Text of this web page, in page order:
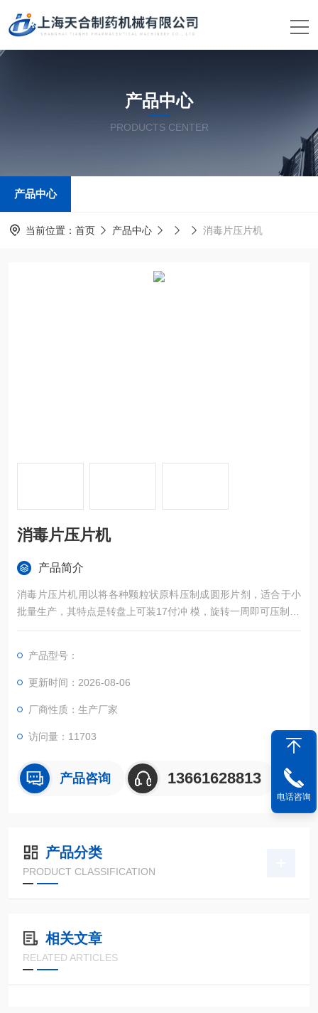
产品中心
PRODUCTS CENTER
产品中心
当前位置： 首页 产品中心 消毒片压片机
消毒片压片机
产品简介
消毒片压片机用以将各种颗粒状原料压制成圆形片剂，适合于小
批量生产，其特点是转盘上可装17付冲 模，旋转一周即可压制17
片。转盘速度，物料的充填深度、压片厚度均可调节。
产品型号：
更新时间：2026-08-06
厂商性质：生产厂家
访问量：11703
产品咨询 13661628813
产品分类
PRODUCT CLASSIFICATION
相关文章
RELATED ARTICLES
电话咨询